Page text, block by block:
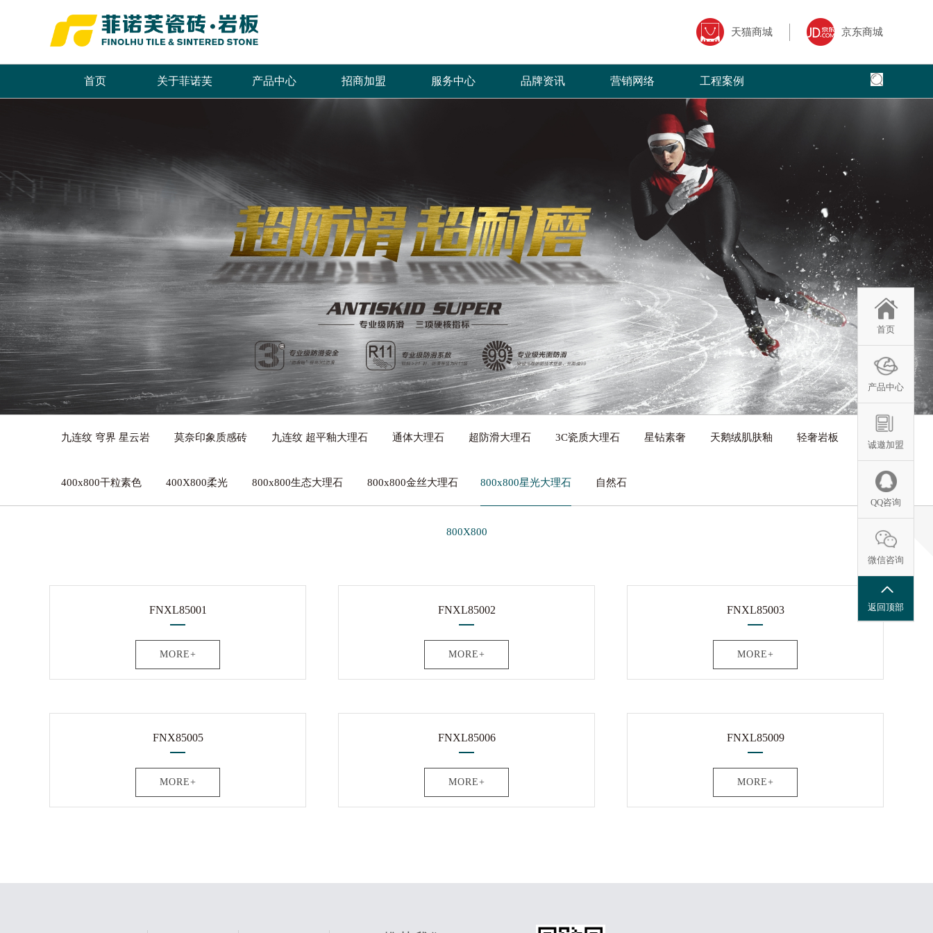
天猫商城 京东商城
首页 关于菲诺芙
董事长致辞
品牌荣誉
发展历程
联系我们
菲诺芙瓷砖自创立以来，全体员工秉承“拼
搏、创新、发展”的企业价值理念，齐心协
力，共创辉煌，只为一个宏愿：“缔造品质生
活”，让更多的人享受到菲诺芙瓷砖瓷砖产品
带来的绿色家居、“菲同凡享”的艺术魅力。
产品中心
畅销产品
产品覆盖各种规格的通体大理石、金丝大理
石、生态大理石、双层瓷抛砖、镜面瓷片等上
千个花色品种。
招商加盟
合作流程
加盟申请
菲洛芙瓷砖一直秉承以产品品质核心,以全面
的服务方式为保障，形成特有的三大售前、售
中、售后杰出服务体系，得到了广大经销商的
高度认可。
服务中心
人才招聘
热情、全面、快捷，本公司以更加出色的态度
提供优质的服务，赢得了广大客户的高度评价
和信赖。
品牌资讯
菲洛芙瓷砖借助于互联网特性来实现一定营销
目标，品牌资讯在整个品牌传播过程中起着举
足轻重的作用。
营销网络
全国网络
专卖店风采
菲洛芙瓷砖营销网络遍布全国，把健康家
品牌理念传递到了千家万户。
工程案例
全国工程
全球地标性建筑首
国。
首页
产品中心
诚邀加盟
QQ咨询
微信咨询
返回顶部
九连纹 穹界 星云岩 莫奈印象质感砖 九连纹 超平釉大理石 通体大理石 超防滑大理石 3C瓷质大理石 星钻素奢 天鹅绒肌肤釉 轻奢岩板
400x800干粒素色 400X800柔光 800x800生态大理石 800x800金丝大理石 800x800星光大理石 自然石
800X800
FNXL85001
MORE+
FNXL85002
MORE+
FNXL85003
MORE+
FNX85005
MORE+
FNXL85006
MORE+
FNXL85009
MORE+